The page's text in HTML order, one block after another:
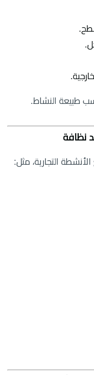
طبيعة النشاط.
نظافة
التجارية، مثل: